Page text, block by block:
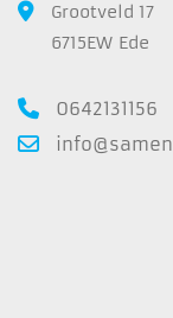
Grootveld 17
6715EW Ede
0642131156